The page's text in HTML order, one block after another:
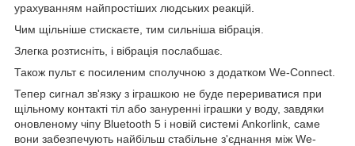
урахуванням найпростіших людських реакцій.
Чим щільніше стискаєте, тим сильніша вібрація.
Злегка розтисніть, і вібрація послабшає.
Також пульт є посиленим сполучною з додатком We-Connect.
Тепер сигнал зв'язку з іграшкою не буде перериватися при
щільному контакті тіл або зануренні іграшки у воду, завдяки
оновленому чіпу Bluetooth 5 і новій системі Ankorlink, саме
вони забезпечують найбільш стабільне з'єднання між We-